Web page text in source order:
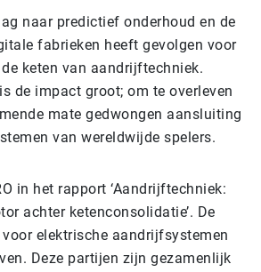
naar predictief onderhoud en de
fabrieken heeft gevolgen voor
keten van aandrijftechniek.
de impact groot; om te overleven
mate gedwongen aansluiting
van wereldwijde spelers.
in het rapport ‘Aandrijftechniek:
achter ketenconsolidatie’. De
elektrische aandrijfsystemen
Deze partijen zijn gezamenlijk